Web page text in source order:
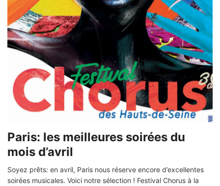
Paris: les meilleures soirées du
mois d’avril
Soyez prêts: en avril, Paris nous réserve encore d’excellentes
soirées musicales. Voici notre sélection ! Festival Chorus à la